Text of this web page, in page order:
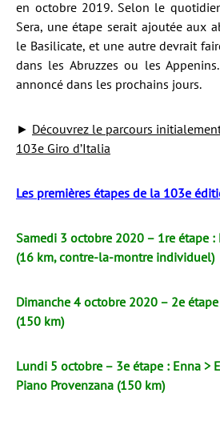
en octobre 2019. Selon le
Sera, une étape serait ajoutée aux
le Basilicate, et une autre devrait
dans les Abruzzes ou les
annoncé dans les prochains jours.
► Découvrez le parcours
103e Giro d’Italia
Les premières étapes de la 103e
Samedi 3 octobre 2020 – 1re étape :
(16 km, contre-la-montre individuel)
Dimanche 4 octobre 2020 – 2e
(150 km)
Lundi 5 octobre – 3e étape : Enna >
Piano Provenzana (150 km)